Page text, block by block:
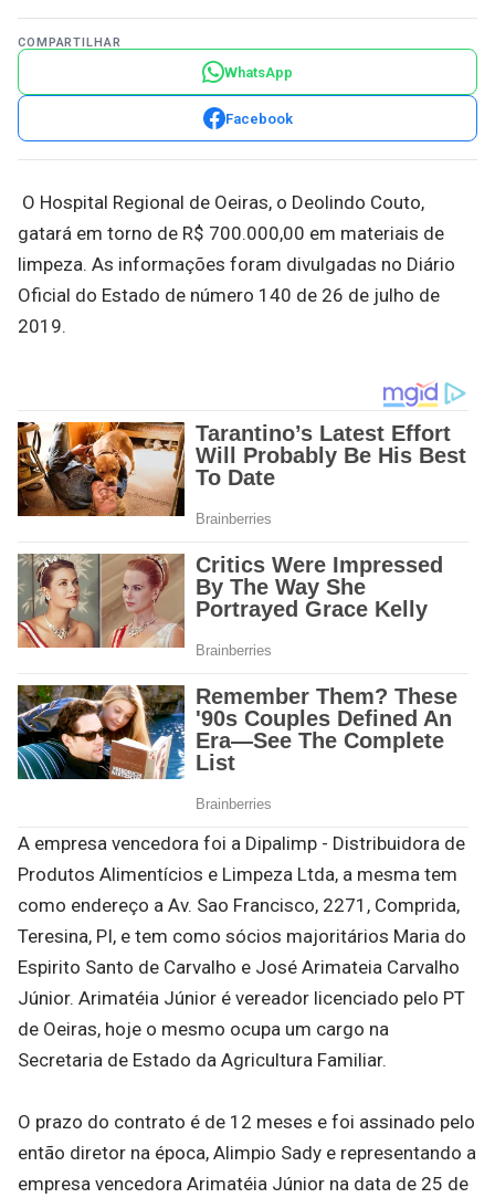
COMPARTILHAR
WhatsApp
Facebook
O Hospital Regional de Oeiras, o Deolindo Couto,
gatará em torno de R$ 700.000,00 em materiais de
limpeza. As informações foram divulgadas no Diário
Oficial do Estado de número 140 de 26 de julho de
2019.
A empresa vencedora foi a Dipalimp - Distribuidora de
Produtos Alimentícios e Limpeza Ltda, a mesma tem
como endereço a Av. Sao Francisco, 2271, Comprida,
Teresina, PI, e tem como sócios majoritários Maria do
Espirito Santo de Carvalho e José Arimateia Carvalho
Júnior. Arimatéia Júnior é vereador licenciado pelo PT
de Oeiras, hoje o mesmo ocupa um cargo na
Secretaria de Estado da Agricultura Familiar.
O prazo do contrato é de 12 meses e foi assinado pelo
então diretor na época, Alimpio Sady e representando a
empresa vencedora Arimatéia Júnior na data de 25 de